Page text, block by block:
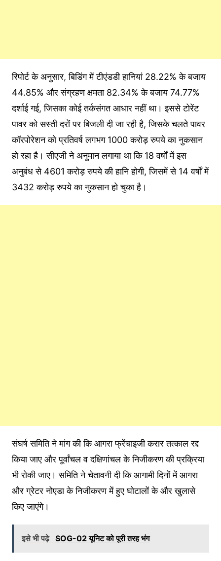
रिपोर्ट के अनुसार, बिडिंग में टीएंडडी हानियां 28.22% के बजाय
44.85% और संग्रहण क्षमता 82.34% के बजाय 74.77%
दर्शाई गई, जिसका कोई तर्कसंगत आधार नहीं था। इससे टोरेंट
पावर को सस्ती दरों पर बिजली दी जा रही है, जिसके चलते पावर
कॉरपोरेशन को प्रतिवर्ष लगभग 1000 करोड़ रुपये का नुकसान
हो रहा है। सीएजी ने अनुमान लगाया था कि 18 वर्षों में इस
अनुबंध से 4601 करोड़ रुपये की हानि होगी, जिसमें से 14 वर्षों में
3432 करोड़ रुपये का नुकसान हो चुका है।
संघर्ष समिति ने मांग की कि आगरा फ्रेंचाइजी करार तत्काल रद्द
किया जाए और पूर्वांचल व दक्षिणांचल के निजीकरण की प्रक्रिया
भी रोकी जाए। समिति ने चेतावनी दी कि आगामी दिनों में आगरा
और ग्रेटर नोएडा के निजीकरण में हुए घोटालों के और खुलासे
किए जाएंगे।
इसे भी पढ़े SOG-02 यूनिट को पूरी तरह भंग